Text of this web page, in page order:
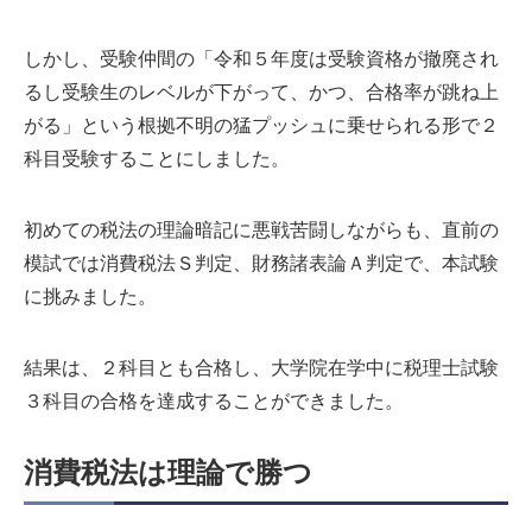
しかし、受験仲間の「令和５年度は受験資格が撤廃され
るし受験生のレベルが下がって、かつ、合格率が跳ね上
がる」という根拠不明の猛プッシュに乗せられる形で２
科目受験することにしました。
初めての税法の理論暗記に悪戦苦闘しながらも、直前の
模試では消費税法Ｓ判定、財務諸表論Ａ判定で、本試験
に挑みました。
結果は、２科目とも合格し、大学院在学中に税理士試験
３科目の合格を達成することができました。
消費税法は理論で勝つ